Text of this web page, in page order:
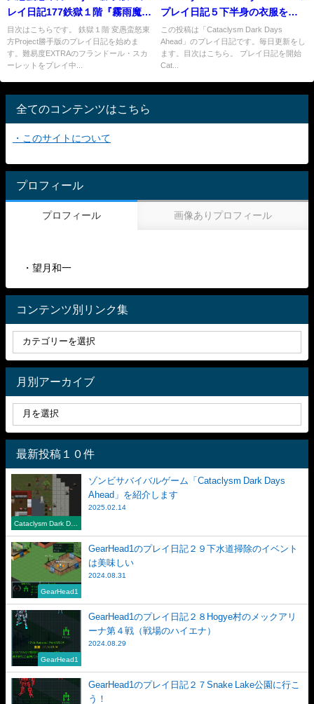
レイ日記177鉄獄１階『霧雨魔理
沙』
目次はこちらです。 鉄獄１階 変愚蛮怒東
方Project勝手版のプレイ日記を始めま
す。難易度EXTRAのフランドール・スカ
ーレットをプレイ中...
プレイ日記５下半身の衣服を作
りたい
この投稿は「Cataclysm Dark Days
Ahead」のプレイ日記です。毎日更新をし
ます。目次はこちら。 プレイ日記を開始
Cat...
全てのコンテンツはこちら
・このサイトについて
プロフィール
プロフィール 画像ありプロフィール
・望月和一
コンテンツ別リンク集
月別アーカイブ
最新投稿１０件
Cataclysm Dark Day
ゾンビサバイバルゲーム「Cataclysm Dark Days
Ahead」を紹介します
2025.02.14
GearHead1
GearHead1のプレイ日記２９下水道掃除のイベント
は美味しい
2024.08.31
GearHead1
GearHead1のプレイ日記２８Hogye村のメックアリ
ーナ第４戦（戦場のハイエナ）
2024.08.29
GearHead1のプレイ日記２７Snake Lake公園に行こ
う！